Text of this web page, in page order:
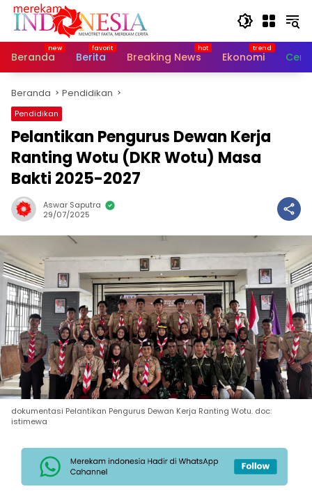
Langsung
Beranda
Berita Breaking News Ekonomi
Beranda Pendidikan
Pendidikan
Pelantikan Pengurus Dewan Kerja
Ranting Wotu (DKR Wotu) Masa
Bakti 2025-2027
Aswar Saputra
29/07/2025
dokumentasi Pelantikan Pengurus Dewan Kerja Ranting Wotu. doc:
istimewa